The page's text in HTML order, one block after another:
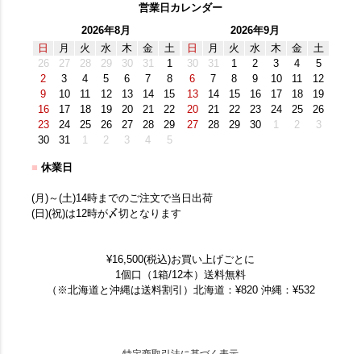
営業日カレンダー
2026年8月
日
月 火 水 木 金
土
26
27 28 29 30 31
1
2
3 4 5 6 7
8
9
10 11 12 13 14
15
16
17 18 19 20 21
22
23
24 25 26 27 28
29
30
31 1 2 3 4 5
2026年9月
日
月 火 水 木 金
土
30
31 1 2 3 4
5
6
7 8 9 10 11
12
13
14 15 16 17 18
19
20
21 22 23 24 25
26
27
28 29 30 1 2 3
■ 休業日
(月)～(土)14時までのご注文で当日出荷
(日)(祝)は12時が〆切となります
¥16,500(税込)お買い上げごとに
1個口（1箱/12本）送料無料
（※北海道と沖縄は送料割引）北海道：¥820 沖縄：¥532